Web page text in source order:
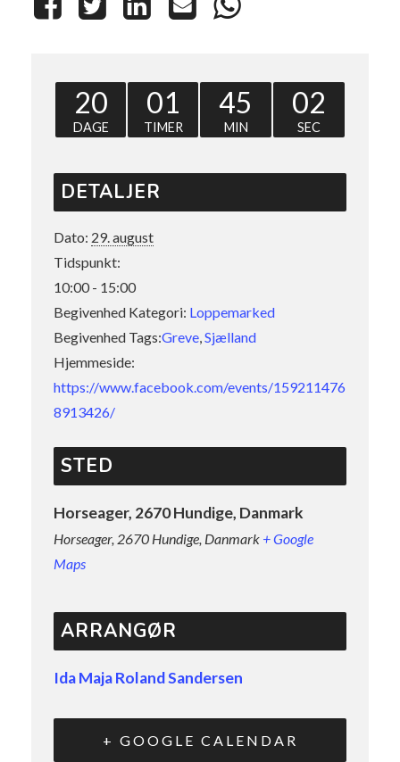
20
DAGE
01
TIMER
45
MIN
01
SEC
DETALJER
Dato: 29. august
Tidspunkt:
10:00 - 15:00
Begivenhed Kategori: Loppemarked
Begivenhed Tags:Greve,Sjælland
Hjemmeside:
https://www.facebook.com/events/159211476
8913426/
STED
Horseager, 2670 Hundige, Danmark
Horseager, 2670 Hundige, Danmark + Google
Maps
ARRANGØR
Ida Maja Roland Sandersen
+ GOOGLE CALENDAR